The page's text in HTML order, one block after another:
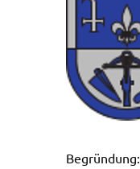
Begründung: